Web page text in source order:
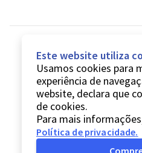
Este website utiliza
Usamos cookies para
experiência de
website, declara que
de cookies.
Para mais
Política de privacidade.